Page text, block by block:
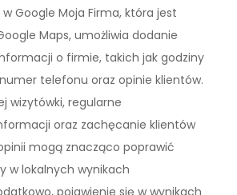
Google Moja Firma, która jest
Maps, umożliwia dodanie
o firmie, takich jak godziny
telefonu oraz opinie klientów.
wizytówki, regularne
oraz zachęcanie klientów
mogą znacząco poprawić
w lokalnych wynikach